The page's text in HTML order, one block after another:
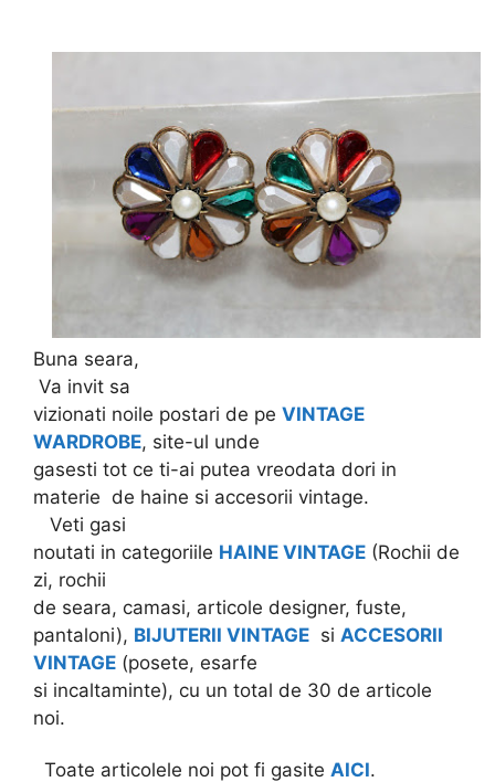
Buna seara,
Va invit sa
vizionati noile postari de pe VINTAGE
WARDROBE, site-ul unde
gasesti tot ce ti-ai putea vreodata dori in
materie de haine si accesorii vintage.
Veti gasi
noutati in categoriile HAINE VINTAGE (Rochii de
zi, rochii
de seara, camasi, articole designer, fuste,
pantaloni), BIJUTERII VINTAGE si ACCESORII
VINTAGE (posete, esarfe
si incaltaminte), cu un total de 30 de articole
noi.
Toate articolele noi pot fi gasite AICI.